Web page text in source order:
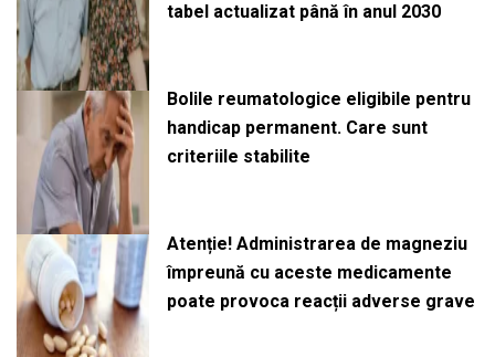
tabel actualizat până în anul 2030
Bolile reumatologice eligibile pentru
handicap permanent. Care sunt
criteriile stabilite
Atenție! Administrarea de magneziu
împreună cu aceste medicamente
poate provoca reacții adverse grave